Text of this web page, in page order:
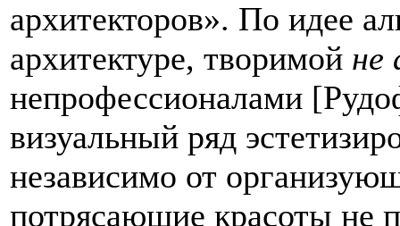
архитекторов». По идее
архитектуре, творимой не
непрофессионалами
визуальный ряд
независимо от
потрясающие красоты не